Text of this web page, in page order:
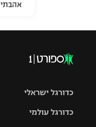
אהבתי
כדורגל ישראלי
כדורגל עולמי